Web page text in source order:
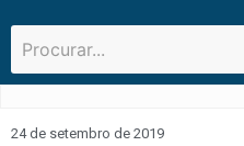
24 de setembro de 2019